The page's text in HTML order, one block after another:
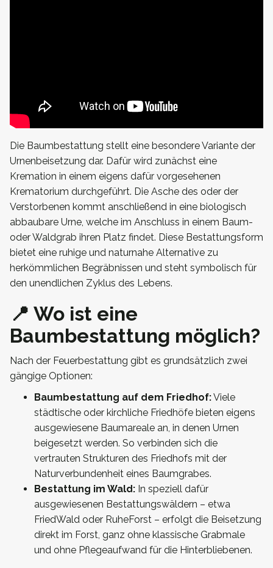
Die Baumbestattung stellt eine besondere Variante der
Urnenbeisetzung dar. Dafür wird zunächst eine
Kremation in einem eigens dafür vorgesehenen
Krematorium durchgeführt. Die Asche des oder der
Verstorbenen kommt anschließend in eine biologisch
abbaubare Urne, welche im Anschluss in einem Baum-
oder Waldgrab ihren Platz findet. Diese Bestattungsform
bietet eine ruhige und naturnahe Alternative zu
herkömmlichen Begräbnissen und steht symbolisch für
den unendlichen Zyklus des Lebens.
📍 Wo ist eine
Baumbestattung möglich?
Nach der Feuerbestattung gibt es grundsätzlich zwei
gängige Optionen:
Baumbestattung auf dem Friedhof:Viele
städtische oder kirchliche Friedhöfe bieten eigens
ausgewiesene Baumareale an, in denen Urnen
beigesetzt werden. So verbinden sich die
vertrauten Strukturen des Friedhofs mit der
Naturverbundenheit eines Baumgrabes.
Bestattung im Wald: In speziell dafür
ausgewiesenen Bestattungswäldern – etwa
FriedWald oder RuheForst – erfolgt die Beisetzung
direkt im Forst, ganz ohne klassische Grabmale
und ohne Pflegeaufwand für die Hinterbliebenen.